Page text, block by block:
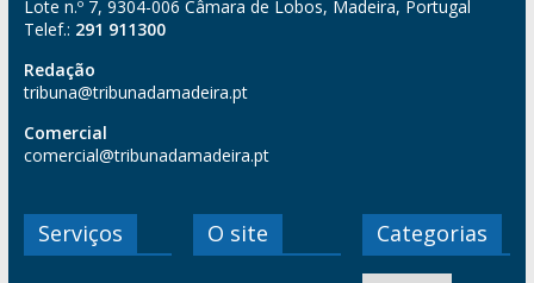
Lote n.º 7, 9304-006 Câmara de Lobos, Madeira, Portugal
Telef.: 291 911300
Redação
tribuna@tribunadamadeira.pt
Comercial
comercial@tribunadamadeira.pt
Serviços O site Categorias